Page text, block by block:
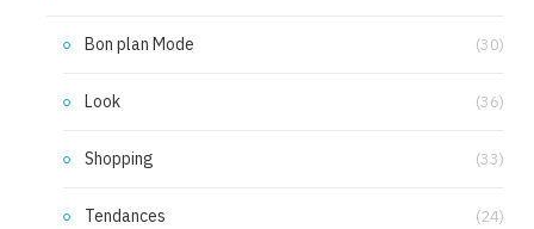
Bon plan Mode (30)
Look (36)
Shopping (33)
Tendances (24)